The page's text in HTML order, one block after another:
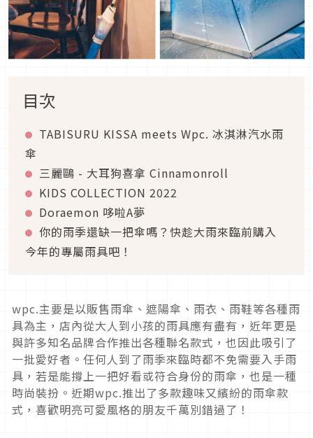
目次
TABISURU KISSA meets Wpc. 冰淇淋汽水雨
傘
三麗鷗 - 大耳狗喜拿 Cinnamonroll
KIDS COLLECTION 2022
Doraemon 哆啦A夢
你的雨季還缺一把傘嗎？快趁大雨來臨前購入
今年的專屬雨具吧！
wpc.主要是以販售雨傘、遮陽傘、雨衣、雨鞋等各種雨
具為主，店內從大人到小孩的雨具應有盡有，近年更是
與許多知名品牌合作推出各種聯名款式，也因此吸引了
一批愛好者。任何人到了雨季來臨時都不免需要入手雨
具，若是能撐上一把好看或符合身份的雨傘，也是一種
時尚裝扮。近期wpc.推出了多款趣味又繽紛的雨傘款
式，喜歡明亮可愛風格的朋友千萬別錯過了！